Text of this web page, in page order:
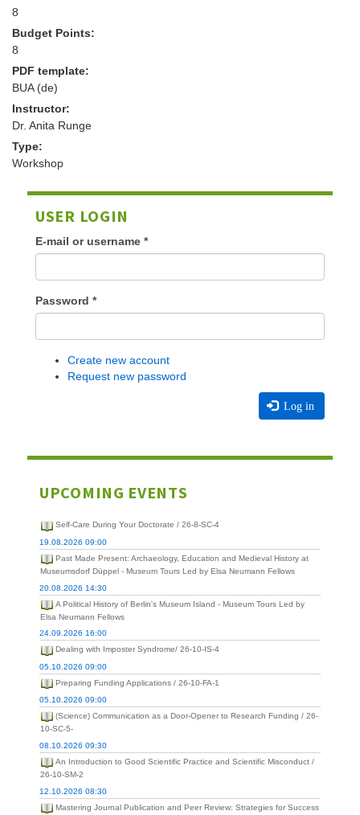
8
Budget Points:
8
PDF template:
BUA (de)
Instructor:
Dr. Anita Runge
Type:
Workshop
USER LOGIN
E-mail or username *
Password *
Create new account
Request new password
Log in
UPCOMING EVENTS
Self-Care During Your Doctorate / 26-8-SC-4
19.08.2026 09:00
Past Made Present: Archaeology, Education and Medieval History at
Museumsdorf Düppel - Museum Tours Led by Elsa Neumann Fellows
20.08.2026 14:30
A Political History of Berlin's Museum Island - Museum Tours Led by
Elsa Neumann Fellows
24.09.2026 16:00
Dealing with Imposter Syndrome/ 26-10-IS-4
05.10.2026 09:00
Preparing Funding Applications / 26-10-FA-1
05.10.2026 09:00
(Science) Communication as a Door-Opener to Research Funding / 26-
10-SC-5-
08.10.2026 09:30
An Introduction to Good Scientific Practice and Scientific Misconduct /
26-10-SM-2
12.10.2026 08:30
Mastering Journal Publication and Peer Review: Strategies for Success